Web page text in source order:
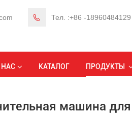
Тел. :+86 -18960484129
НАС КАТАЛОГ ПРОДУКТЫ
машина для